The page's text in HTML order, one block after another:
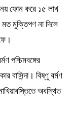
ফোন করে ১৫ লাখ
মত মুক্তিপণ না দিলে
পশ্চিমবঙ্গের
বাসিন্দা। বিষ্ণু বর্মণ
অবস্থিত